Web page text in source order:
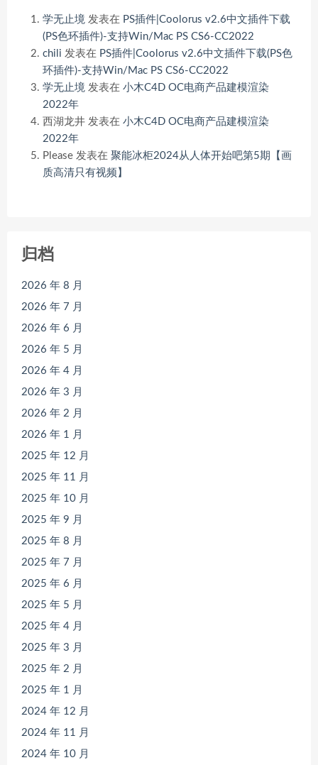
学无止境 发表在 PS插件|Coolorus v2.6中文插件下载
(PS色环插件)-支持Win/Mac PS CS6-CC2022
chili 发表在 PS插件|Coolorus v2.6中文插件下载(PS色
环插件)-支持Win/Mac PS CS6-CC2022
学无止境 发表在 小木C4D OC电商产品建模渲染
2022年
西湖龙井 发表在 小木C4D OC电商产品建模渲染
2022年
Please 发表在 聚能冰柜2024从人体开始吧第5期【画
质高清只有视频】
归档
2026 年 8 月
2026 年 7 月
2026 年 6 月
2026 年 5 月
2026 年 4 月
2026 年 3 月
2026 年 2 月
2026 年 1 月
2025 年 12 月
2025 年 11 月
2025 年 10 月
2025 年 9 月
2025 年 8 月
2025 年 7 月
2025 年 6 月
2025 年 5 月
2025 年 4 月
2025 年 3 月
2025 年 2 月
2025 年 1 月
2024 年 12 月
2024 年 11 月
2024 年 10 月